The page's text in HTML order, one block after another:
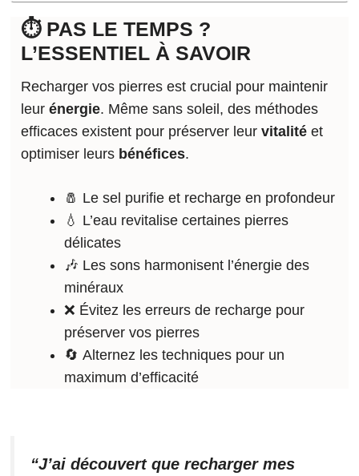
⏱️ PAS LE TEMPS ?
L’ESSENTIEL À SAVOIR
Recharger vos pierres est crucial pour maintenir
leur énergie. Même sans soleil, des méthodes
efficaces existent pour préserver leur vitalité et
optimiser leurs bénéfices.
🧂 Le sel purifie et recharge en profondeur
💧 L’eau revitalise certaines pierres
délicates
🎶 Les sons harmonisent l’énergie des
minéraux
❌ Évitez les erreurs de recharge pour
préserver vos pierres
🔄 Alternez les techniques pour un
maximum d’efficacité
“J’ai découvert que recharger mes